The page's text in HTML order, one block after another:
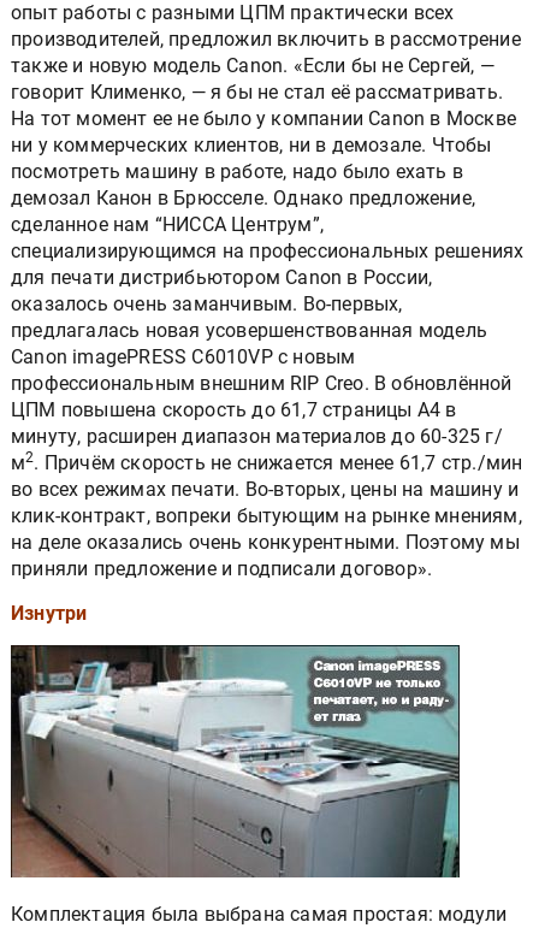
опыт работы с разными ЦПМ практически всех
производителей, предложил включить в рассмотрение
также и новую модель Canon. «Если бы не Сергей, —
говорит Клименко, — я бы не стал её рассматривать.
На тот момент ее не было у компании Canon в Москве
ни у коммерческих клиентов, ни в демозале. Чтобы
посмотреть машину в работе, надо было ехать в
демозал Канон в Брюсселе. Однако предложение,
сделанное нам “НИССА Центрум”,
специализирующимся на профессиональных решениях
для печати дистрибьютором Canon в России,
оказалось очень заманчивым. Во-первых,
предлагалась новая усовершенствованная модель
Canon imagePRESS C6010VP с новым
профессиональным внешним RIP Creo. В обновлённой
ЦПМ повышена скорость до 61,7 страницы А4 в
минуту, расширен диапазон материалов до 60-325 г/
м2. Причём скорость не снижается менее 61,7 стр./мин
во всех режимах печати. Во-вторых, цены на машину и
клик-контракт, вопреки бытующим на рынке мнениям,
на деле оказались очень конкурентными. Поэтому мы
приняли предложение и подписали договор».
Изнутри
Комплектация была выбрана самая простая: модули